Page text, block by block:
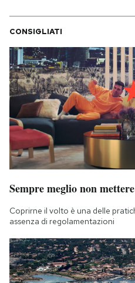
CONSIGLIATI
Sempre meglio non
Coprirne il volto è una delle
assenza di regolamentazioni